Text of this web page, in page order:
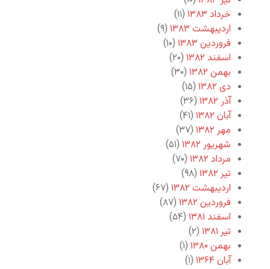
خرداد ۱۳۸۳
(۱۱)
اردیبهشت ۱۳۸۳
(۹)
فروردین ۱۳۸۳
(۱۰)
اسفند ۱۳۸۲
(۲۰)
بهمن ۱۳۸۲
(۳۰)
دی ۱۳۸۲
(۱۵)
آذر ۱۳۸۲
(۳۶)
آبان ۱۳۸۲
(۴۱)
مهر ۱۳۸۲
(۳۷)
شهریور ۱۳۸۲
(۵۱)
مرداد ۱۳۸۲
(۷۰)
تیر ۱۳۸۲
(۹۸)
اردیبهشت ۱۳۸۲
(۶۷)
فروردین ۱۳۸۲
(۸۷)
اسفند ۱۳۸۱
(۵۴)
تیر ۱۳۸۱
(۲)
بهمن ۱۳۸۰
(۱)
آبان ۱۳۶۴
(۱)